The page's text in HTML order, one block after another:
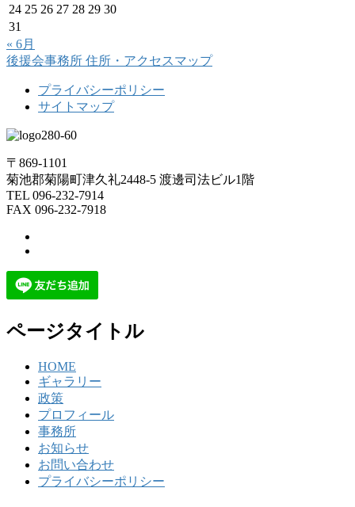
24 25 26 27 28 29 30
31
« 6月
後援会事務所 住所・アクセスマップ
プライバシーポリシー
サイトマップ
〒869-1101
菊池郡菊陽町津久礼2448-5 渡邊司法ビル1階
TEL 096-232-7914
FAX 096-232-7918
ページタイトル
HOME
ギャラリー
政策
プロフィール
事務所
お知らせ
お問い合わせ
プライバシーポリシー